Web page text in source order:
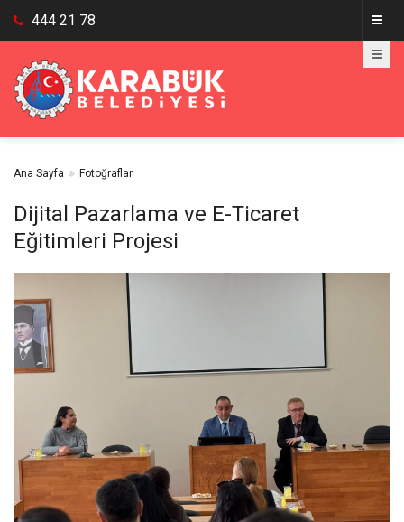
444 21 78
Ana Sayfa Fotoğraflar
Dijital Pazarlama ve E-Ticaret
Eğitimleri Projesi